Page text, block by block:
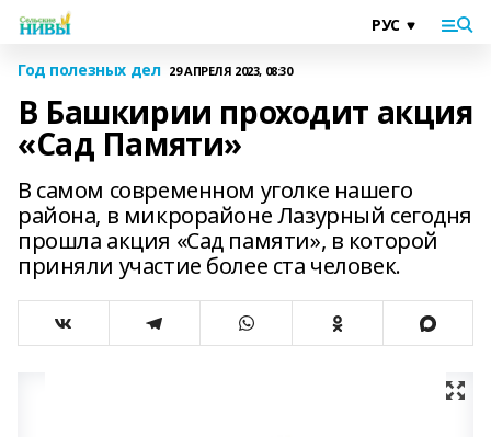
Год полезных дел 29 АПРЕЛЯ 2023, 08:30
В Башкирии проходит акция
«Сад Памяти»
В самом современном уголке нашего
района, в микрорайоне Лазурный сегодня
прошла акция «Сад памяти», в которой
приняли участие более ста человек.